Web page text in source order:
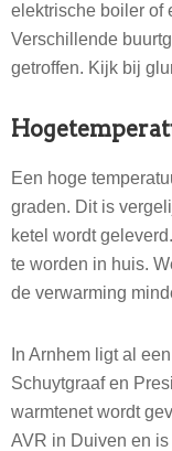
elektrische boiler of
Verschillende
getroffen. Kijk bij
Een hoge
graden. Dit is
ketel wordt
te worden in huis.
de verwarming
In Arnhem ligt al
Schuytgraaf en
warmtenet wordt
AVR in Duiven en